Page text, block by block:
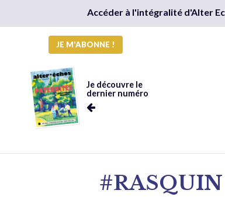
Accéder à l'intégralité d'Alter
JE M'ABONNE !
Je découvre le
dernier numéro
#RASQUIN